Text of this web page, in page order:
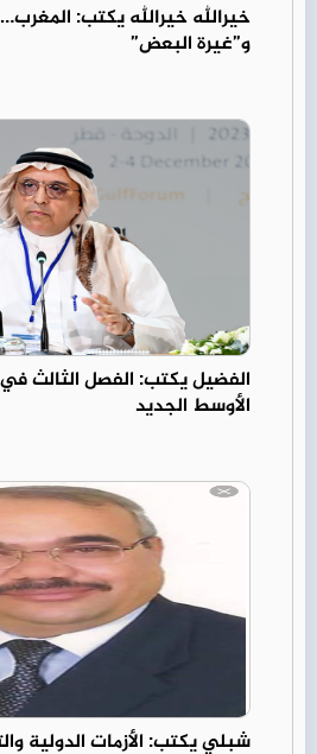
خيرالله خيرالله يكتب: المغرب…
و”غيرة البعض”
الفضيل يكتب: الفصل الثالث
الأوسط الجديد
شبلي يكتب: الأزمات الدولية